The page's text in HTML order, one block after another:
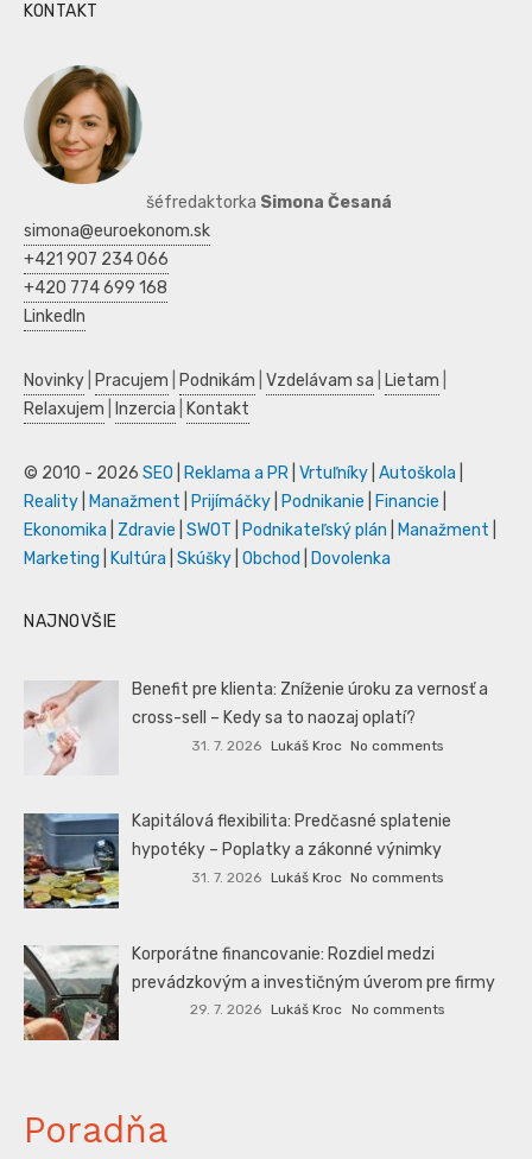
KONTAKT
šéfredaktorka Simona Česaná
simona@euroekonom.sk
+421 907 234 066
+420 774 699 168
LinkedIn
Novinky Pracujem Podnikám Vzdelávam sa Lietam
Relaxujem
Inzercia Kontakt
© 2010 - 2026 SEO Reklama a PR Vrtuľníky Autoškola
Reality
Manažment Prijímáčky Podnikanie Financie
Ekonomika
Zdravie SWOT Podnikateľský plán Manažment
Marketing
Kultúra Skúšky Obchod Dovolenka
NAJNOVŠIE
Benefit pre klienta: Zníženie úroku za vernosť a
cross-sell – Kedy sa to naozaj oplatí?
31. 7. 2026 Lukáš Kroc No comments
Kapitálová flexibilita: Predčasné splatenie
hypotéky – Poplatky a zákonné výnimky
31. 7. 2026 Lukáš Kroc No comments
Korporátne financovanie: Rozdiel medzi
prevádzkovým a investičným úverom pre firmy
29. 7. 2026 Lukáš Kroc No comments
Poradňa